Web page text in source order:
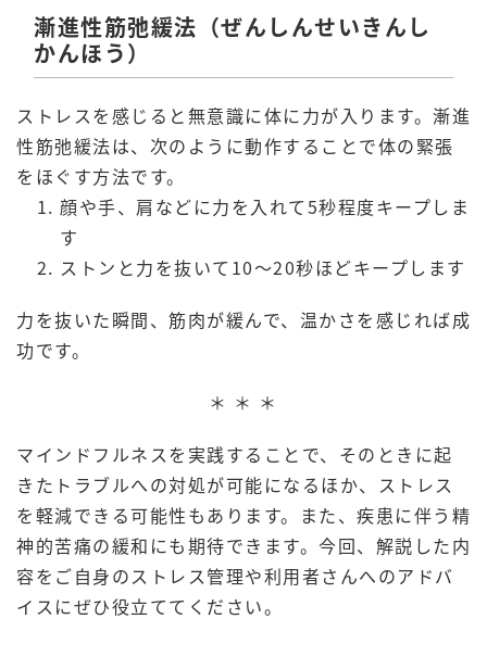
漸進性筋弛緩法（ぜんしんせいきんし
かんほう）
ストレスを感じると無意識に体に力が入ります。漸進
性筋弛緩法は、次のように動作することで体の緊張
をほぐす方法です。
顔や手、肩などに力を入れて5秒程度キープしま
す
ストンと力を抜いて10～20秒ほどキープします
力を抜いた瞬間、筋肉が緩んで、温かさを感じれば成
功です。
＊ ＊ ＊
マインドフルネスを実践することで、そのときに起
きたトラブルへの対処が可能になるほか、ストレス
を軽減できる可能性もあります。また、疾患に伴う精
神的苦痛の緩和にも期待できます。今回、解説した内
容をご自身のストレス管理や利用者さんへのアドバ
イスにぜひ役立ててください。